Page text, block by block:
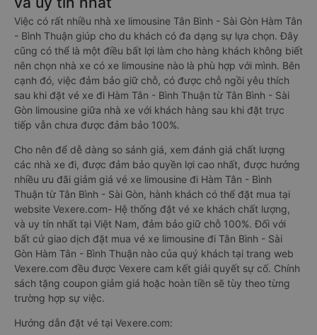
Việc có rất nhiều nhà xe limousine Tân Bình - Sài Gòn Hàm Tân
- Bình Thuận giúp cho du khách có đa dạng sự lựa chọn. Đây
cũng có thể là một điều bất lợi làm cho hàng khách không biết
nên chọn nhà xe có xe limousine nào là phù hợp với mình. Bên
cạnh đó, việc đảm bảo giữ chỗ, có được chỗ ngồi yêu thích
sau khi đặt vé xe đi Hàm Tân - Bình Thuận từ Tân Bình - Sài
Gòn limousine giữa nhà xe với khách hàng sau khi đặt trực
tiếp vẫn chưa được đảm bảo 100%.
Cho nên để dễ dàng so sánh giá, xem đánh giá chất lượng
các nhà xe đi, được đảm bảo quyền lợi cao nhất, được hưởng
nhiều ưu đãi giảm giá vé xe limousine đi Hàm Tân - Bình
Thuận từ Tân Bình - Sài Gòn, hành khách có thể đặt mua tại
website Vexere.com- Hệ thống đặt vé xe khách chất lượng,
và uy tín nhất tại Việt Nam, đảm bảo giữ chỗ 100%. Đối với
bất cứ giao dịch đặt mua vé xe limousine đi Tân Bình - Sài
Gòn Hàm Tân - Bình Thuận nào của quý khách tại trang web
Vexere.com đều được Vexere cam kết giải quyết sự cố. Chính
sách tặng coupon giảm giá hoặc hoàn tiền sẽ tùy theo từng
trường hợp sự việc.
Hướng dẫn đặt vé tại Vexere.com: